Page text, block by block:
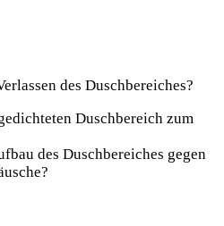
des Duschbereiches?
Duschbereich zum
des Duschbereiches gegen